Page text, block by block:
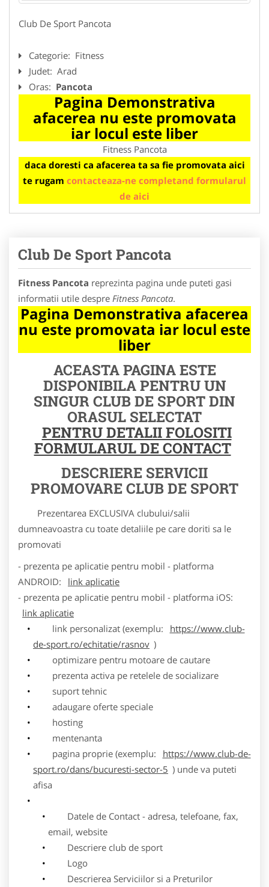
Club De Sport Pancota
Categorie: Fitness
Judet: Arad
Oras: Pancota
Pagina Demonstrativa
afacerea nu este promovata
iar locul este liber
Fitness Pancota
daca doresti ca afacerea ta sa fie promovata aici
te rugam contacteaza-ne completand formularul
de aici
Club De Sport Pancota
Fitness Pancota reprezinta pagina unde puteti gasi
informatii utile despre Fitness Pancota.
Pagina Demonstrativa afacerea
nu este promovata iar locul este
liber
ACEASTA PAGINA ESTE
DISPONIBILA PENTRU UN
SINGUR CLUB DE SPORT DIN
ORASUL SELECTAT
PENTRU DETALII FOLOSITI
FORMULARUL DE CONTACT
DESCRIERE SERVICII
PROMOVARE CLUB DE SPORT
Prezentarea EXCLUSIVA clubului/salii
dumneavoastra cu toate detaliile pe care doriti sa le
promovati
- prezenta pe aplicatie pentru mobil - platforma
ANDROID:
link aplicatie
- prezenta pe aplicatie pentru mobil - platforma iOS:
link aplicatie
link personalizat (exemplu:
https://www.club-
de-sport.ro/echitatie/rasnov )
optimizare pentru motoare de cautare
prezenta activa pe retelele de socializare
suport tehnic
adaugare oferte speciale
hosting
mentenanta
pagina proprie (exemplu:
https://www.club-de-
sport.ro/dans/bucuresti-sector-5 ) unde va puteti
afisa
Datele de Contact - adresa, telefoane, fax,
email, website
Descriere club de sport
Logo
Descrierea Serviciilor si a Preturilor